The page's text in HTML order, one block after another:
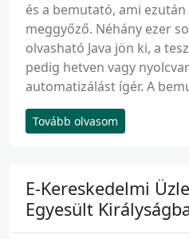
és a bemutató, ami
meggyőző. Néhány ezer
olvasható Java jön ki, a
pedig hetven vagy
automatizálást ígér. A
Tovább olvasom
E-Kereskedelmi
Egyesült